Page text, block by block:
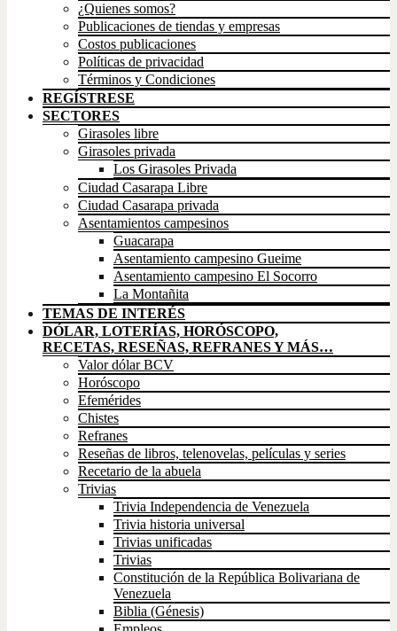
¿Quienes somos?
Publicaciones de tiendas y empresas
Costos publicaciones
Políticas de privacidad
Términos y Condiciones
REGÍSTRESE
SECTORES
Girasoles libre
Girasoles privada
Los Girasoles Privada
Ciudad Casarapa Libre
Ciudad Casarapa privada
Asentamientos campesinos
Guacarapa
Asentamiento campesino Gueime
Asentamiento campesino El Socorro
La Montañita
TEMAS DE INTERÉS
DÓLAR, LOTERÍAS, HORÓSCOPO,
RECETAS, RESEÑAS, REFRANES Y MÁS…
Valor dólar BCV
Horóscopo
Efemérides
Chistes
Refranes
Reseñas de libros, telenovelas, películas y series
Recetario de la abuela
Trivias
Trivia Independencia de Venezuela
Trivia historia universal
Trivias unificadas
Trivias
Constitución de la República Bolivariana de
Venezuela
Biblia (Génesis)